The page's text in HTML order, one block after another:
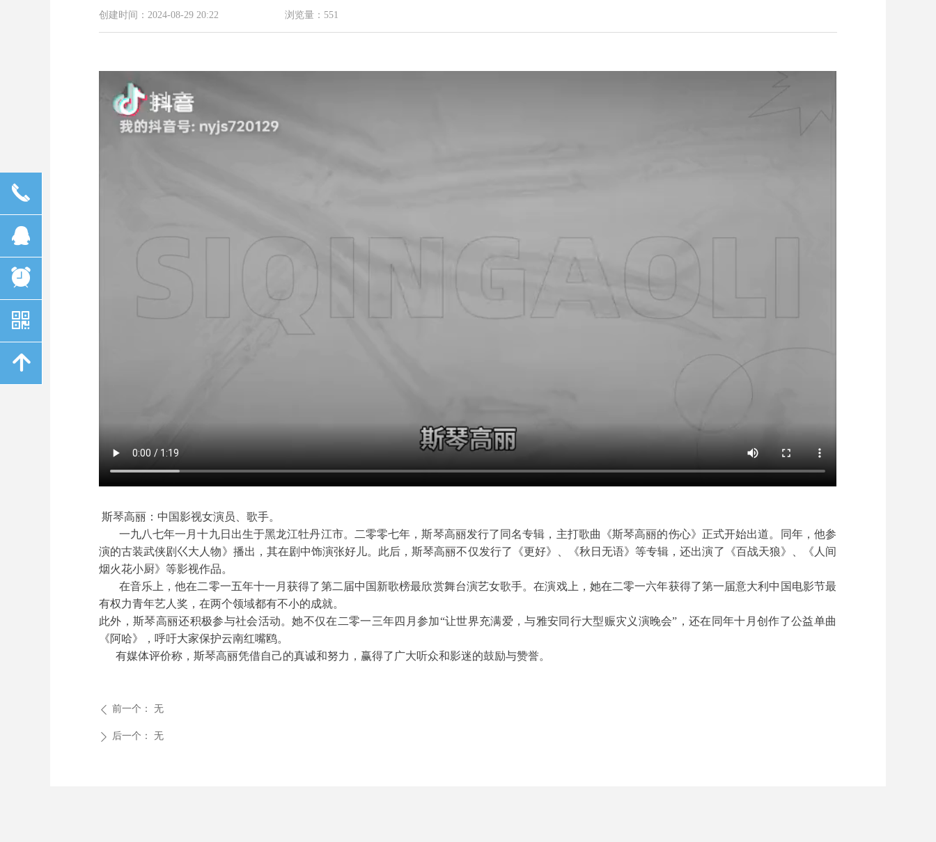
斯琴高丽：中国影视女演员、歌手。
一九八七年一月十九日出生于黑龙江牡丹江市。二零零七年，斯琴高丽发行了同名专辑，主打歌曲《斯琴高丽的伤心》正式开始出道。同年，他参
演的古装武侠剧巜大人物》播出，其在剧中饰演张好儿。此后，斯琴高丽不仅发行了《更好》、《秋日无语》等专辑，还出演了《百战天狼》、《人间
烟火花小厨》等影视作品。
在音乐上，他在二零一五年十一月获得了第二届中国新歌榜最欣赏舞台演艺女歌手。在演戏上，她在二零一六年获得了第一届意大利中国电影节最
有权力青年艺人奖，在两个领域都有不小的成就。
此外，斯琴高丽还积极参与社会活动。她不仅在二零一三年四月参加“让世界充满爱，与雅安同行大型赈灾义演晚会”，还在同年十月创作了公益单曲
《阿哈》，呼吁大家保护云南红嘴鸥。
有媒体评价称，斯琴高丽凭借自己的真诚和努力，赢得了广大听众和影迷的鼓励与赞誉。
创建时间： 2024-08-29 20:22 浏览量： 551
ꄴ 前一个： 无
ꄲ 后一个： 无
끅
뀩
뀥
낃
녕